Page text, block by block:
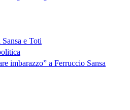
e Toti
imbarazzo” a Ferruccio Sansa